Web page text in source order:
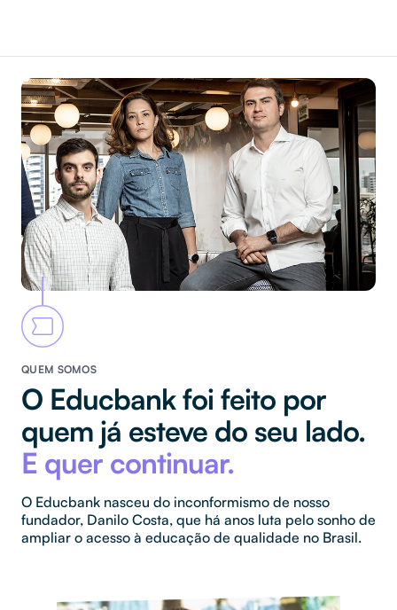
QUEM SOMOS
O Educbank foi feito por
quem já esteve do seu lado.
E quer continuar.
O Educbank nasceu do inconformismo de nosso
fundador, Danilo Costa, que há anos luta pelo sonho de
ampliar o acesso à educação de qualidade no Brasil.